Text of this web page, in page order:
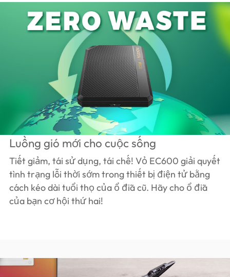
Luồng gió mới cho cuộc sống
Tiết giảm, tái sử dụng, tái chế! Vỏ EC600 giải quyết
tình trạng lỗi thời sớm trong thiết bị điện tử bằng
cách kéo dài tuổi thọ của ổ đĩa cũ. Hãy cho ổ đĩa
của bạn cơ hội thứ hai!